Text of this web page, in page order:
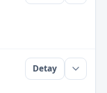
Detay